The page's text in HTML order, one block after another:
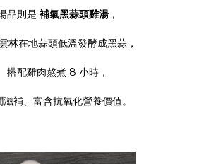
品則是 補氣黑蒜頭雞湯，
林在地蒜頭低溫發酵成黑蒜，
搭配雞肉熬煮 8 小時，
滋補、富含抗氧化營養價值。